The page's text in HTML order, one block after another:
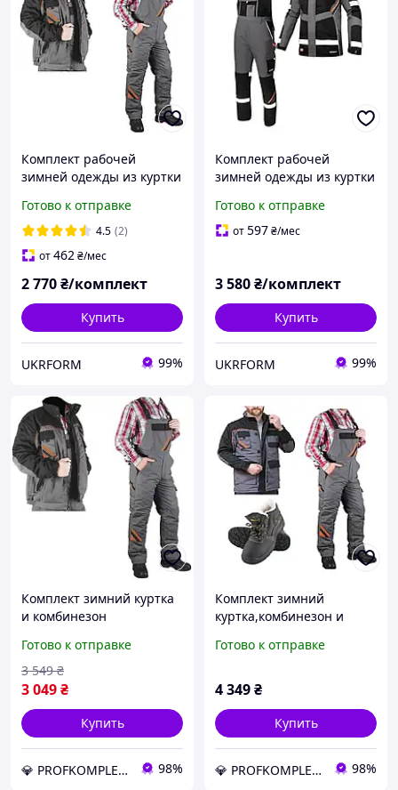
Комплект рабочей
зимней одежды из куртки
Win Reis
Готово к отправке
4.5 (2)
от462₴/мес
2 770₴/комплект
Купить
UKRFORM 99%
Комплект рабочей
зимней одежды из куртки
спецодежда зимняя Ref
Готово к отправке
от597₴/мес
3 580₴/комплект
Купить
UKRFORM 99%
Комплект зимний куртка
и комбинезон
для работы,зимняя
униформа Reis
Professional PRO-WIN
Готово к отправке
3 049₴
3 549 ₴
Купить
💎 PROFKOMPLEKT💎 ЛУЧШИЙ МАГАЗИН КАЧЕСТВЕННОЙ РАБОЧЕЙ СПЕЦОДЕЖДЫ И ОБУВИ 98%
Комплект зимний
куртка,комбинезон и
для работы,зимняя
Professional OC
Готово к отправке
4 349₴
Купить
💎 PROFKOMPLEKT💎 ЛУЧШИЙ МАГАЗИН КАЧЕСТВЕННОЙ РАБОЧЕЙ СПЕЦОДЕЖДЫ И ОБУВИ 98%